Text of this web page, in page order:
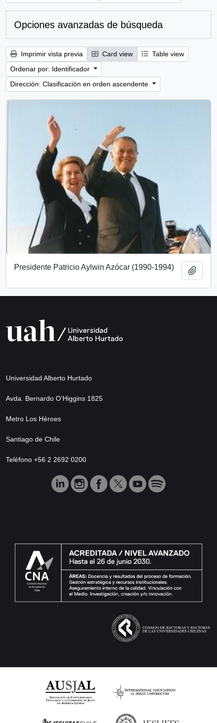
Opciones avanzadas de búsqueda
Imprimir vista previa Card view
Table view
Ordenar por: Identificador
Dirección: Clasificación en orden ascendente
Presidente Patricio Aylwin Azócar (1990-1994)
Universidad Alberto Hurtado
Avda. Bernardo O’Higgins 1825
Metro Los Héroes
Santiago de Chile
Teléfono +56 2 2692 0200